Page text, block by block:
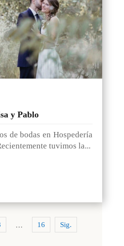
y Pablo
de bodas en Hospedería
tuvimos la...
… 16 Sig.